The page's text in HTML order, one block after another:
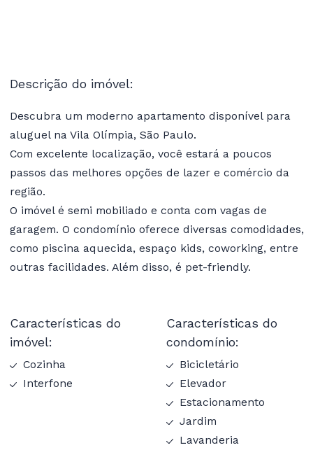
Descrição do imóvel:
Descubra um moderno apartamento disponível para
aluguel na Vila Olímpia, São Paulo.
Com excelente localização, você estará a poucos
passos das melhores opções de lazer e comércio da
região.
O imóvel é semi mobiliado e conta com vagas de
garagem. O condomínio oferece diversas comodidades,
como piscina aquecida, espaço kids, coworking, entre
outras facilidades. Além disso, é pet-friendly.
Características do
imóvel:
Cozinha
Interfone
Características do
condomínio:
Bicicletário
Elevador
Estacionamento
Jardim
Lavanderia